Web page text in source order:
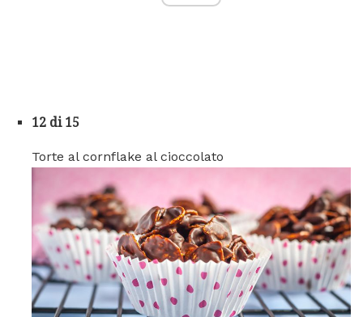
12 di 15
Torte al cornflake al cioccolato